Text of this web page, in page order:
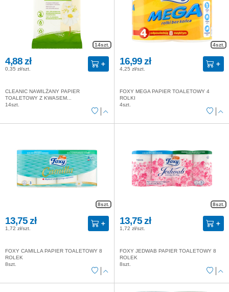
14szt.
4,88 zł
0,35 zł/szt.
CLEANIC NAWILŻANY PAPIER
TOALETOWY Z KWASEM...
14szt.
4szt.
16,99 zł
4,25 zł/szt.
FOXY MEGA PAPIER TOALETOWY 4
ROLKI
4szt.
8szt.
13,75 zł
1,72 zł/szt.
FOXY CAMILLA PAPIER TOALETOWY 8
ROLEK
8szt.
8szt.
13,75 zł
1,72 zł/szt.
FOXY JEDWAB PAPIER TOALETOWY 8
ROLEK
8szt.